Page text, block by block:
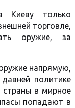
Киеву только
торговле,
оружие, за
напрямую,
политике
страны в мирное
попадают в